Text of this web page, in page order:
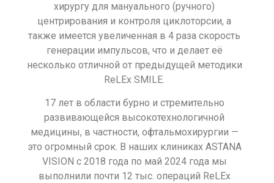
хирургу для мануального (ручного)
центрирования и контроля циклоторсии, а
также имеется увеличенная в 4 раза скорость
генерации импульсов, что и делает её
несколько отличной от предыдущей методики
ReLEx SMILE.
17 лет в области бурно и стремительно
развивающейся высокотехнологичной
медицины, в частности, офтальмохирургии —
это огромный срок. В наших клиниках ASTANA
VISION с 2018 года по май 2024 года мы
выполнили почти 12 тыс. операций ReLEx